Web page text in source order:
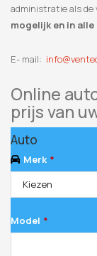
administratie als de
mogelijk en in
E- mail:
Online
prijs van
Email
Address
Auto
Merk *
Kiezen
Model *